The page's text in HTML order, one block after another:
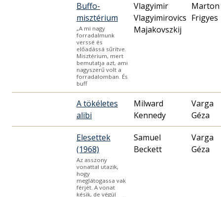
Buffo-
misztérium
„A mi nagy
forradalmunk
verssé és
előadássá sűrítve.
Misztérium, mert
bemutatja azt, ami
nagyszerű volt a
forradalomban. És
buff
Vlagyimir
Vlagyimirovics
Majakovszkij
Marton
Frigyes
A tökéletes
alibi
Milward
Kennedy
Varga
Géza
Elesettek
(1968)
Az asszony
vonattal utazik,
hogy
meglátogassa vak
férjét. A vonat
késik, de végül
Samuel
Beckett
Varga
Géza